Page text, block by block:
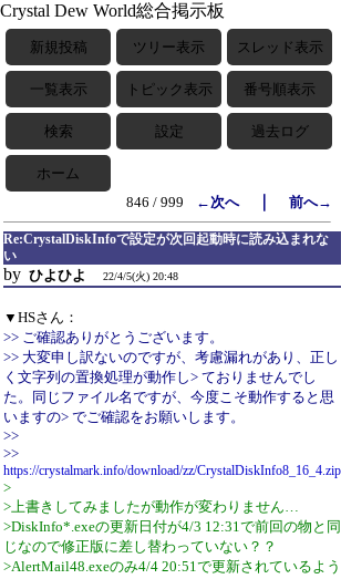
Crystal Dew World総合掲示板
新規投稿 ツリー表示 スレッド表示
一覧表示 トピック表示 番号順表示
検索 設定 過去ログ
ホーム
846 / 999
←次へ｜ 前へ→
Re:CrystalDiskInfoで設定が次回起動時に読み込まれな
い
by ひよひよ 22/4/5(火) 20:48
▼HSさん：
>> ご確認ありがとうございます。
>> 大変申し訳ないのですが、考慮漏れがあり、正し
く文字列の置換処理が動作し> ておりませんでし
た。同じファイル名ですが、今度こそ動作すると思
いますの> でご確認をお願いします。
>>
>>
https://crystalmark.info/download/zz/CrystalDiskInfo8_16_4.zip
>
>上書きしてみましたが動作が変わりません…
>DiskInfo*.exeの更新日付が4/3 12:31で前回の物と同
じなので修正版に差し替わっていない？？
>AlertMail48.exeのみ4/4 20:51で更新されているよう